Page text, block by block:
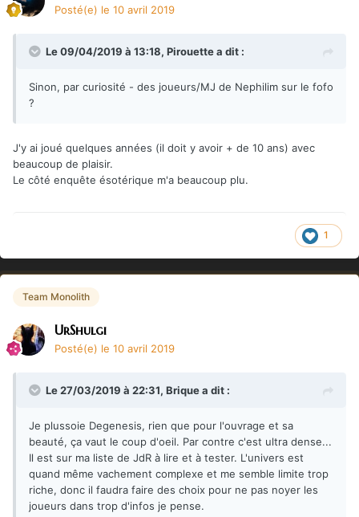
Posté(e) le 10 avril 2019
Le 09/04/2019 à 13:18, Pirouettea dit :
Sinon, par curiosité - des joueurs/MJ de Nephilim sur le fofo
?
J'y ai joué quelques années (il doit y avoir + de 10 ans) avec
beaucoup de plaisir.
Le côté enquête ésotérique m'a beaucoup plu.
1
Team Monolith
UrShulgi
Posté(e) le 10 avril 2019
Le 27/03/2019 à 22:31, Briquea dit :
Je plussoie Degenesis, rien que pour l'ouvrage et sa
beauté, ça vaut le coup d'oeil. Par contre c'est ultra dense...
Il est sur ma liste de JdR à lire et à tester. L'univers est
quand même vachement complexe et me semble limite trop
riche, donc il faudra faire des choix pour ne pas noyer les
joueurs dans trop d'infos je pense.